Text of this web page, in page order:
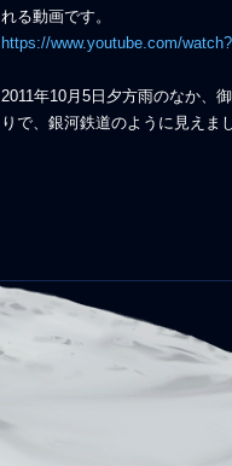
れる動画です。
https://www.youtube.com/
2011年10月5日夕方雨のなか、
りで、銀河鉄道のように見えま